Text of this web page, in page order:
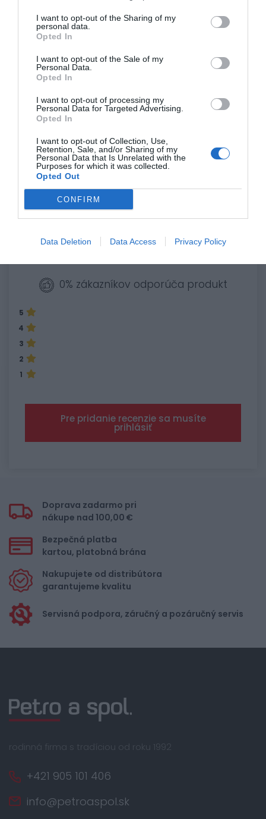
I want to opt-out of the Sharing of my
personal data.
Opted In
I want to opt-out of the Sale of my
Personal Data.
Opted In
I want to opt-out of processing my
Personal Data for Targeted Advertising.
Opted In
I want to opt-out of Collection, Use,
Retention, Sale, and/or Sharing of my
Personal Data that Is Unrelated with the
Purposes for which it was collected.
Opted Out
CONFIRM
Data Deletion Data Access Privacy Policy
58-59
60-61 9
62-63 20 7
0.0
0% zákazníkov odporúča produkt
5
4
3
2
1
Pre pridanie recenzie sa musíte
prihlásiť
Doprava zadarmo pri
nákupe nad 100,00 €
Bezpečná platba
kartou, platobná brána
Nakupujete od distribútora
garantujeme kvalitu
Servisná podpora, záručný a pozáručný servis
rodinná firma s tradíciou od roku 1992
+421 905 101 406
info@petroaspol.sk